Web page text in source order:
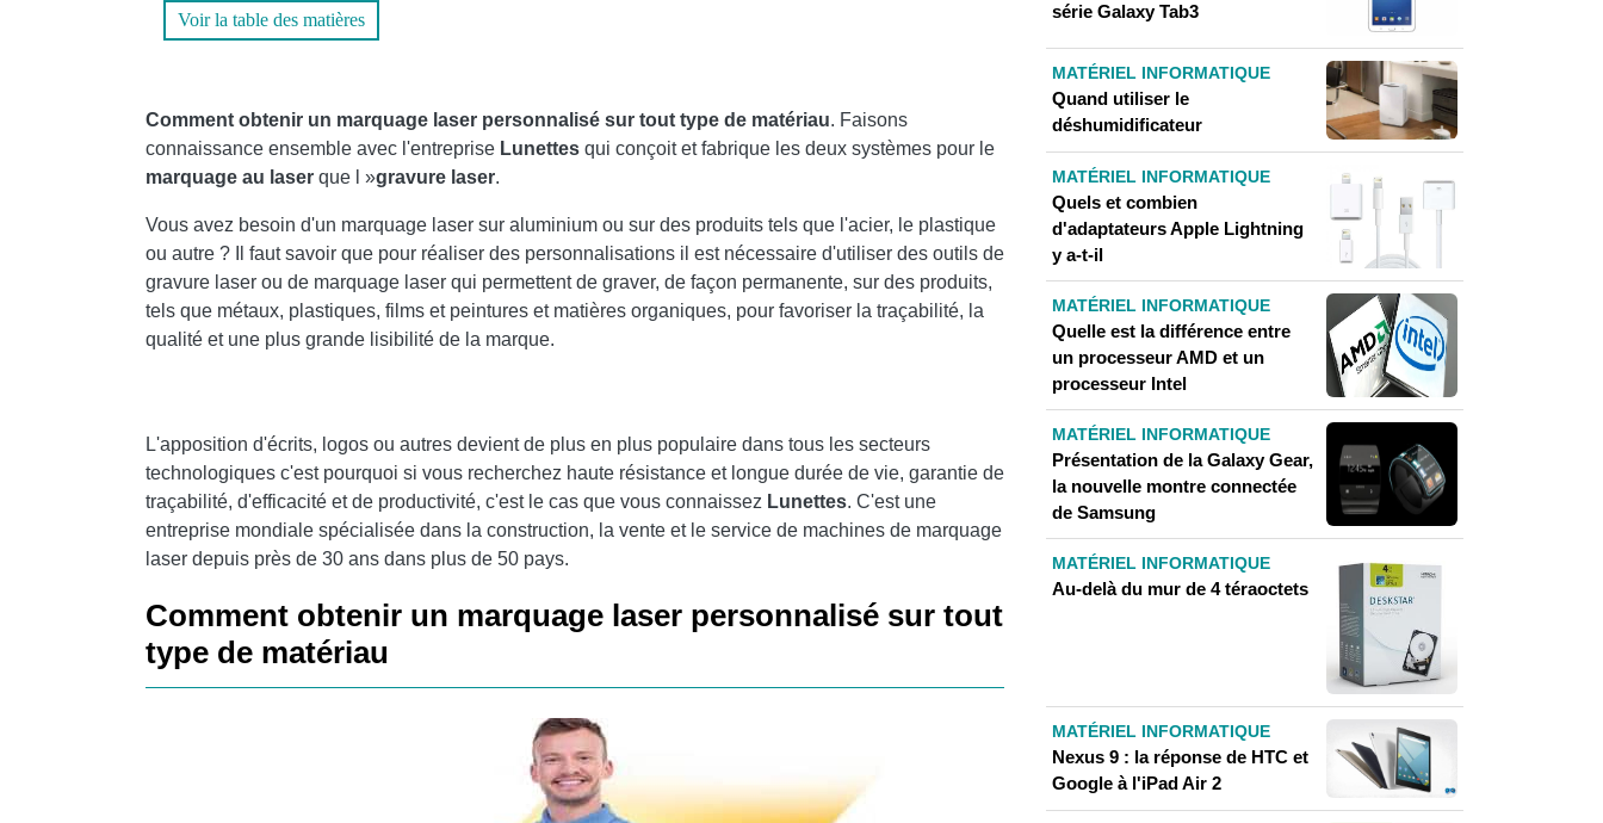
Voir la table des matières
Comment obtenir un marquage laser personnalisé sur tout type de matériau. Faisons
connaissance ensemble avec l'entreprise Lunettes qui conçoit et fabrique les deux systèmes pour le
marquage au laser que l »gravure laser.
Vous avez besoin d'un marquage laser sur aluminium ou sur des produits tels que l'acier, le plastique
ou autre ? Il faut savoir que pour réaliser des personnalisations il est nécessaire d'utiliser des outils de
gravure laser ou de marquage laser qui permettent de graver, de façon permanente, sur des produits,
tels que métaux, plastiques, films et peintures et matières organiques, pour favoriser la traçabilité, la
qualité et une plus grande lisibilité de la marque.
L'apposition d'écrits, logos ou autres devient de plus en plus populaire dans tous les secteurs
technologiques c'est pourquoi si vous recherchez haute résistance et longue durée de vie, garantie de
traçabilité, d'efficacité et de productivité, c'est le cas que vous connaissez Lunettes. C'est une
entreprise mondiale spécialisée dans la construction, la vente et le service de machines de marquage
laser depuis près de 30 ans dans plus de 50 pays.
Comment obtenir un marquage laser personnalisé sur tout
type de matériau
série Galaxy Tab3
MATÉRIEL INFORMATIQUE
Quand utiliser le
déshumidificateur
MATÉRIEL INFORMATIQUE
Quels et combien
d'adaptateurs Apple Lightning
y a-t-il
MATÉRIEL INFORMATIQUE
Quelle est la différence entre
un processeur AMD et un
processeur Intel
MATÉRIEL INFORMATIQUE
Présentation de la Galaxy Gear,
la nouvelle montre connectée
de Samsung
MATÉRIEL INFORMATIQUE
Au-delà du mur de 4 téraoctets
MATÉRIEL INFORMATIQUE
Nexus 9 : la réponse de HTC et
Google à l'iPad Air 2